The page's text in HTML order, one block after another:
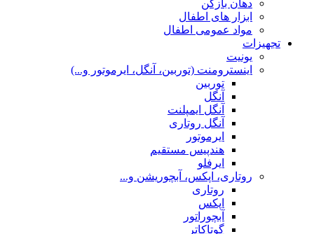
دهان بازکن
ابزار های اطفال
مواد عمومی اطفال
تجهیزات
یونیت
اینسترومنت (توربین، آنگل، ایرموتور و...)
توربین
آنگل
آنگل ایمپلنت
آنگل روتاری
ایرموتور
هندپیس مستقیم
ایرفلو
روتاری، اپکس، آبچوریشن و...
روتاری
اپکس
آبچوراتور
گوتاکاتر